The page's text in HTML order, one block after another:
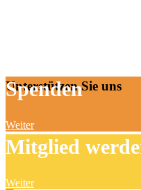
Unterstützen Sie uns
Spenden
Weiter
Mitglied
Weiter